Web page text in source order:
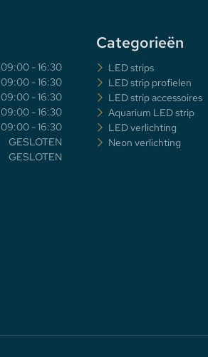
09:00 - 16:30
09:00 - 16:30
09:00 - 16:30
09:00 - 16:30
09:00 - 16:30
GESLOTEN
GESLOTEN
Categorieën
LED strips
LED strip profielen
LED strip accessoires
Aquarium LED strip
LED verlichting
Neon verlichting